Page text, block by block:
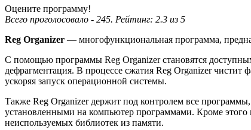
Оцените программу!
Всего проголосовало - 245. Рейтинг: 2.3 из 5
Reg Organizer — многофункциональная программа,
С помощью программы Reg Organizer становятся
дефрагментация. В процессе сжатия Reg Organizer чистит
ускоряя запуск операционной системы.
Также Reg Organizer держит под контролем все
установленными на компьютер программами. Кроме
неиспользуемых библиотек из памяти.